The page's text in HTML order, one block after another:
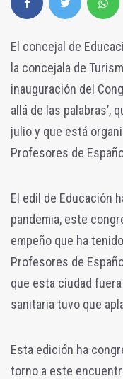
El concejal de
la concejala de
inauguración del
allá de las palabras’,
julio y que está
Profesores de
El edil de Educación
pandemia, este
empeño que ha
Profesores de
que esta ciudad
sanitaria tuvo que
Esta edición ha
torno a este